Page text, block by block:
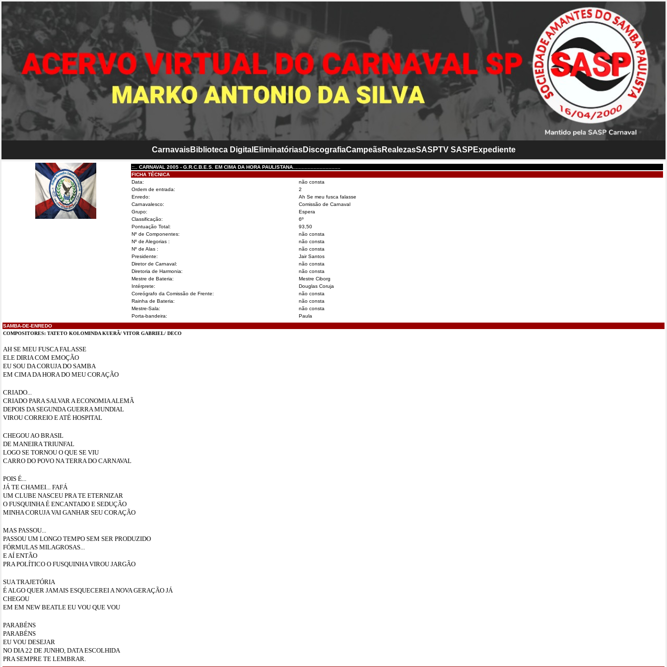
CarnavaisBiblioteca Digital EliminatóriasDiscografiaCampeãsRealezasSASPTV SASP Expediente
::.. CARNAVAL 2005 - G.R.C.B.E.S. EM CIMA DA HORA PAULISTANA................................
FICHA TÉCNICA
Data:
não consta
Ordem de entrada:
2
Enredo:
Ah Se meu fusca falasse
Carnavalesco:
Comissão de Carnaval
Grupo:
Espera
Classificação:
6º
Pontuação Total:
93,50
Nº de Componentes:
não consta
Nº de Alegorias :
não consta
Nº de Alas :
não consta
Presidente:
Jair Santos
Diretor de Carnaval:
não consta
Diretoria de Harmonia:
não consta
Mestre de Bateria:
Mestre Ciborg
Intérprete:
Douglas Coruja
Coreógrafo da Comissão de Frente:
não consta
Rainha de Bateria:
não consta
Mestre-Sala:
não consta
Porta-bandeira:
Paula
SAMBA-DE-ENREDO
COMPOSITORES: TATETO KOLOMINDA KUERÃ/ VITOR GABRIEL/ DECO
AH SE MEU FUSCA FALASSE
ELE DIRIA COM EMOÇÃO
EU SOU DA CORUJA DO SAMBA
EM CIMA DA HORA DO MEU CORAÇÃO
CRIADO...
CRIADO PARA SALVAR A ECONOMIA ALEMÃ
DEPOIS DA SEGUNDA GUERRA MUNDIAL
VIROU CORREIO E ATÉ HOSPITAL
CHEGOU AO BRASIL
DE MANEIRA TRIUNFAL
LOGO SE TORNOU O QUE SE VIU
CARRO DO POVO NA TERRA DO CARNAVAL
POIS É...
JÁ TE CHAMEI... FAFÁ
UM CLUBE NASCEU PRA TE ETERNIZAR
O FUSQUINHA É ENCANTADO E SEDUÇÃO
MINHA CORUJA VAI GANHAR SEU CORAÇÃO
MAS PASSOU...
PASSOU UM LONGO TEMPO SEM SER PRODUZIDO
FÓRMULAS MILAGROSAS...
E AÍ ENTÃO
PRA POLÍTICO O FUSQUINHA VIROU JARGÃO
SUA TRAJETÓRIA
É ALGO QUER JAMAIS ESQUECEREI A NOVA GERAÇÃO JÁ
CHEGOU
EM EM NEW BEATLE EU VOU QUE VOU
PARABÉNS
PARABÉNS
EU VOU DESEJAR
NO DIA 22 DE JUNHO, DATA ESCOLHIDA
PRA SEMPRE TE LEMBRAR.